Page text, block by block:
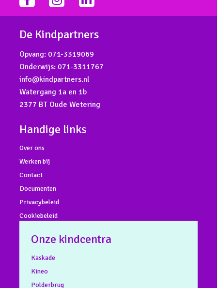
facebook-instagramlinkedin-
De Kindpartners
Opvang: 071-3319069
Onderwijs: 071-3311767
info@kindpartners.nl
Watergang 1a en 1b
2377 BT Oude Wetering
Handige links
Over ons
Werken bij
Contact
Documenten
Privacybeleid
Cookiebeleid
Onze kindcentra
Kaskade
Kineo
Polderbrug